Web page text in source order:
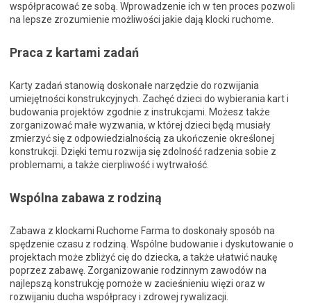
współpracować ze sobą. Wprowadzenie ich w ten proces pozwoli
na lepsze zrozumienie możliwości jakie dają klocki ruchome.
Praca z kartami zadań
Karty zadań stanowią doskonałe narzędzie do rozwijania
umiejętności konstrukcyjnych. Zachęć dzieci do wybierania kart i
budowania projektów zgodnie z instrukcjami. Możesz także
zorganizować małe wyzwania, w której dzieci będą musiały
zmierzyć się z odpowiedzialnością za ukończenie określonej
konstrukcji. Dzięki temu rozwija się zdolność radzenia sobie z
problemami, a także cierpliwość i wytrwałość.
Wspólna zabawa z rodziną
Zabawa z klockami Ruchome Farma to doskonały sposób na
spędzenie czasu z rodziną. Wspólne budowanie i dyskutowanie o
projektach może zbliżyć cię do dziecka, a także ułatwić naukę
poprzez zabawę. Zorganizowanie rodzinnym zawodów na
najlepszą konstrukcję pomoże w zacieśnieniu więzi oraz w
rozwijaniu ducha współpracy i zdrowej rywalizacji.